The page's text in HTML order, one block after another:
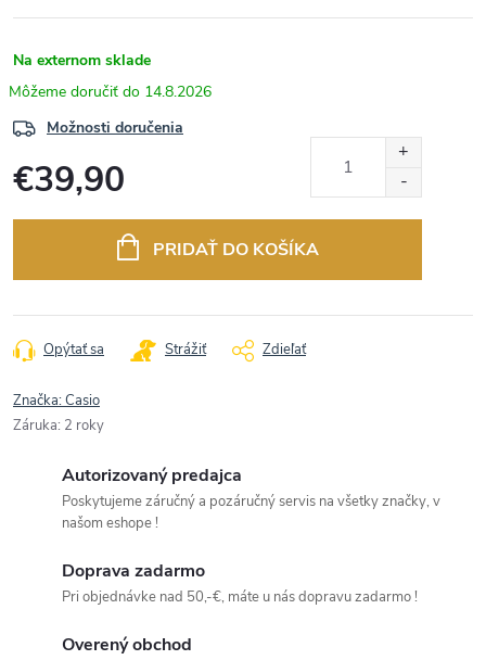
Na externom sklade
14.8.2026
Možnosti doručenia
€39,90
PRIDAŤ DO KOŠÍKA
Opýtať sa Strážiť Zdieľať
Značka:Casio
Záruka: 2 roky
Autorizovaný predajca
Poskytujeme záručný a pozáručný servis na všetky značky, v
našom eshope !
Doprava zadarmo
Pri objednávke nad 50,-€, máte u nás dopravu zadarmo !
Overený obchod